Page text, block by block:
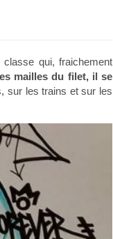
qui, fraichement
mailles du filet, il se
sur les trains et sur les